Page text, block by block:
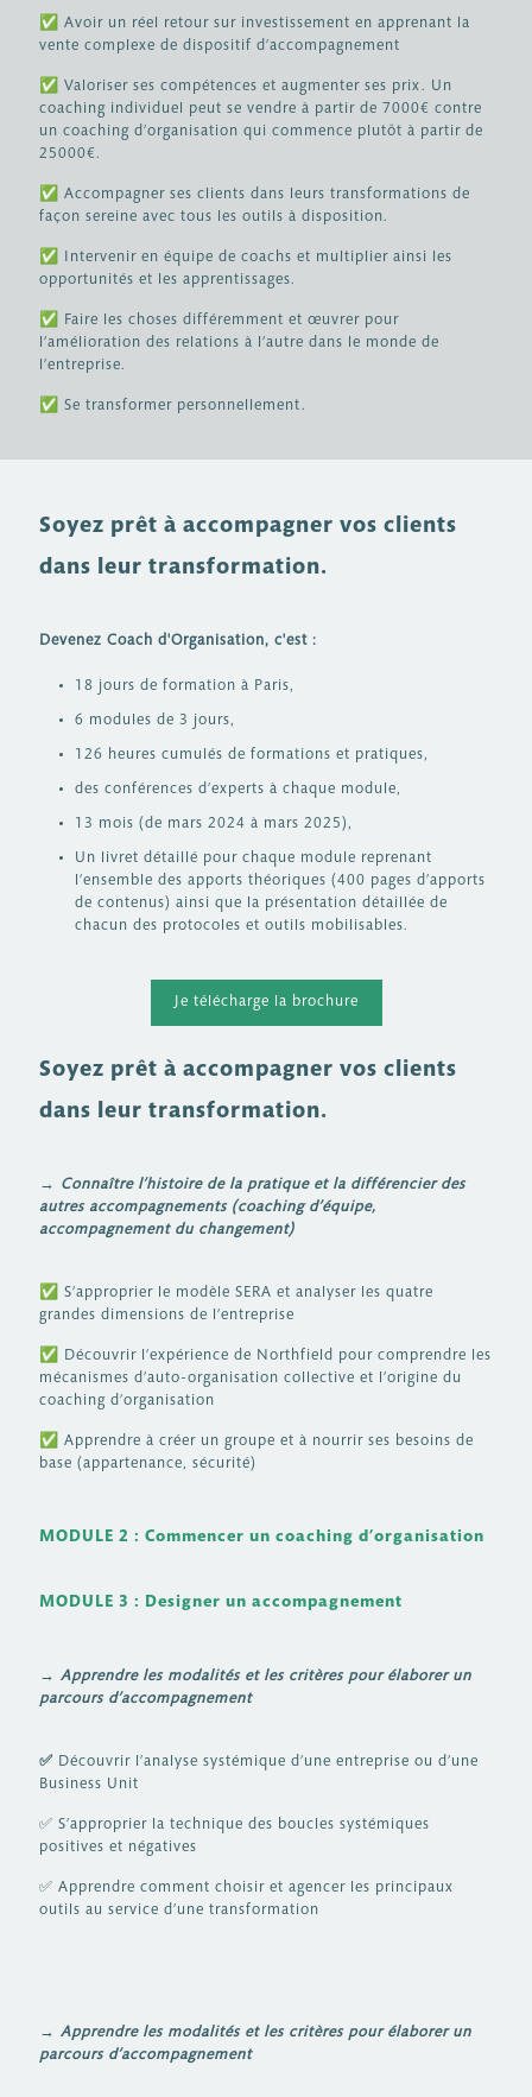
✅ Avoir un réel retour sur investissement en apprenant la
vente complexe de dispositif d’accompagnement
✅ Valoriser ses compétences et augmenter ses prix. Un
coaching individuel peut se vendre à partir de 7000€ contre
un coaching d’organisation qui commence plutôt à partir de
25000€.
✅ Accompagner ses clients dans leurs transformations de
façon sereine avec tous les outils à disposition.
✅
Intervenir en équipe de coachs et multiplier ainsi les
opportunités et les apprentissages.
✅
Faire les choses différemment et œuvrer pour
l’amélioration des relations à l’autre dans le monde de
l’entreprise.
✅ Se transformer personnellement.
Soyez prêt à accompagner vos clients
dans leur transformation.
Devenez Coach d'Organisation, c'est :
18 jours de formation à Paris,
6 modules de 3 jours,
126 heures cumulés de formations et pratiques,
des conférences d’experts à chaque module,
13 mois (de mars 2024 à mars 2025),
Un livret détaillé pour chaque module reprenant
l’ensemble des apports théoriques (400 pages d’apports
de contenus) ainsi que la présentation détaillée de
chacun des protocoles et outils mobilisables.
Je télécharge la brochure
Soyez prêt à accompagner vos clients
dans leur transformation.
→ Connaître l’histoire de la pratique et la différencier des
autres accompagnements (coaching d’équipe,
accompagnement du changement)
✅ S’approprier le modèle SERA et analyser les quatre
grandes dimensions de l’entreprise
✅
Découvrir l’expérience de Northfield pour comprendre les
mécanismes d’auto-organisation collective et l’origine du
coaching d’organisation
✅ Apprendre à créer un groupe et à nourrir ses besoins de
base (appartenance, sécurité)
MODULE 2 : Commencer un coaching d’organisation
MODULE 3 : Designer un accompagnement
→ Apprendre les modalités et les critères pour élaborer un
parcours d’accompagnement
✅ Découvrir l’analyse systémique d’une entreprise ou d’une
Business Unit
✅ S’approprier la technique des boucles systémiques
positives et négatives
✅ Apprendre comment choisir et agencer les principaux
outils au service d’une transformation
→ Apprendre les modalités et les critères pour élaborer un
parcours d’accompagnement